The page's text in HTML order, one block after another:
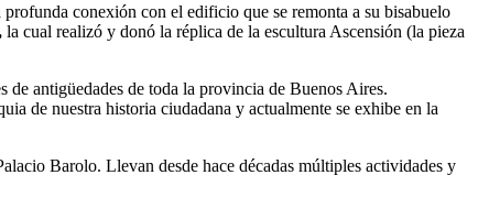
conexión con el edificio que se remonta a su bisabuelo
la cual realizó y donó la réplica de la escultura Ascensión (la pieza
de antigüedades de toda la provincia de Buenos Aires.
de nuestra historia ciudadana y actualmente se exhibe en la
Barolo. Llevan desde hace décadas múltiples actividades y